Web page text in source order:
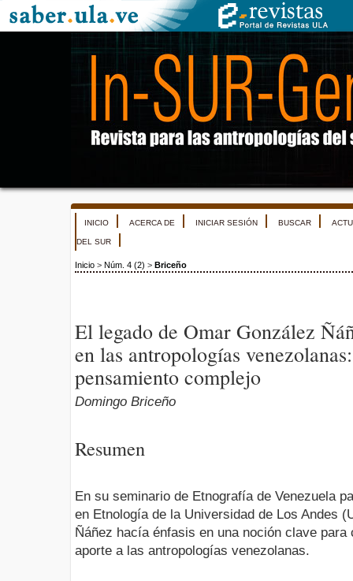
INICIO ACERCA DE INICIAR SESIÓN BUSCAR
DEL SUR
Inicio > Núm. 4 (2) > Briceño
El legado de Omar González
en las antropologías
pensamiento complejo
Domingo Briceño
Resumen
En su seminario de Etnografía de Venezuela
en Etnología de la Universidad de Los Andes
Ñáñez hacía énfasis en una noción clave
aporte a las antropologías venezolanas.